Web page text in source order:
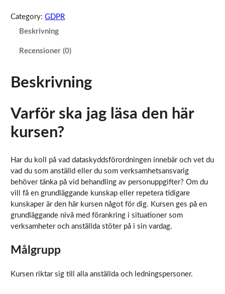
P
u
–
n
ä
l
a
n
m
ä
n
d
Category:GDPR
Beskrivning
Recensioner (0)
Beskrivning
Varför ska jag läsa den här
kursen?
Har du koll på vad dataskyddsförordningen innebär och vet du
vad du som anställd eller du som verksamhetsansvarig
behöver tänka på vid behandling av personuppgifter? Om du
vill få en grundläggande kunskap eller repetera tidigare
kunskaper är den här kursen något för dig. Kursen ges på en
grundläggande nivå med förankring i situationer som
verksamheter och anställda stöter på i sin vardag.
Målgrupp
Kursen riktar sig till alla anställda och ledningspersoner.
välja bort. De
att hemsidan
taget ska
kunna
förbättra
hemsidans
funktionalitet
uppbyggnad,
hur
hemsidan
används.
Upplevelse
hemsida ska
prestera så
möjligt under